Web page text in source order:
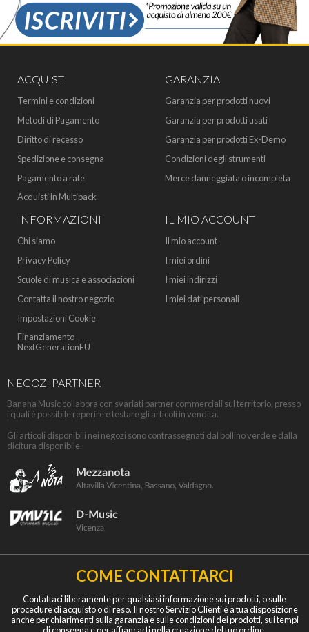
ACQUISTI
Termini e condizioni
Metodi di Pagamento
Diritto di recesso
Spedizione e consegna
Pagamento a rate
Acquisti in Multipack
GARANZIA
Garanzia per prodotti nuovi
Garanzia per prodotti usati
Garanzia per prodotti Ex-Demo
Condizioni degli strumenti
Merce danneggiata o incompleta
INFORMAZIONI
Chi siamo
Privacy Policy
Scuole di musica e associazioni
Contatta il nostro negozio
Impostazioni Cookie
Finanziamento
NextGenerationEU
IL MIO ACCOUNT
Il mio account
I miei ordini
I miei indirizzi
I miei dati personali
NEGOZI PARTNER
Banana Music collabora con svariati partner commerciali sul territorio, presso
i quali è possibile reperire e testare gli articoli in vendita.
Gli articoli disponibili nei negozi sono contrassegnati dal bollino verde e dalla
dicitura disponibile.
COME CONTATTARCI
Contattaci liberamente per qualsiasi informazione sui prodotti, o sulle
procedure di acquisto o di reso. Il nostro Servizio Clienti è a tua disposizione
anche per chiarimenti sulla garanzia e sulle condizioni dei prodotti, sui tempi